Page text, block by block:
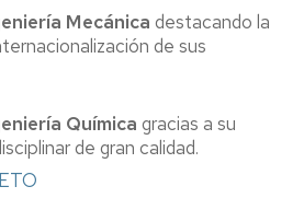
Mecánica destacando la
de sus
Química gracias a su
de gran calidad.